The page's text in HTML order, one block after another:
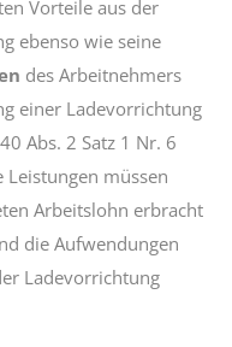
Vorteile aus der
ebenso wie seine
des Arbeitnehmers
einer Ladevorrichtung
Abs. 2 Satz 1 Nr. 6
Leistungen müssen
Arbeitslohn erbracht
die Aufwendungen
Ladevorrichtung